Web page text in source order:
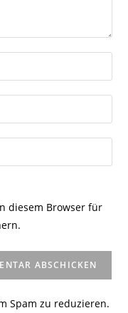
diesem Browser für
Spam zu reduzieren.